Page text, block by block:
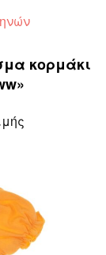
κορμάκι